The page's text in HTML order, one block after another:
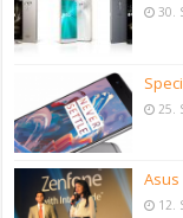
30.
25.
12.